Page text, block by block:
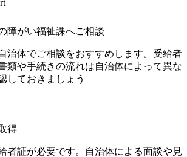
障がい福祉課へご相談
治体でご相談をおすすめします。受給者
類や手続きの流れは自治体によって異な
しておきましょう
得
者証が必要です。自治体による面談や見